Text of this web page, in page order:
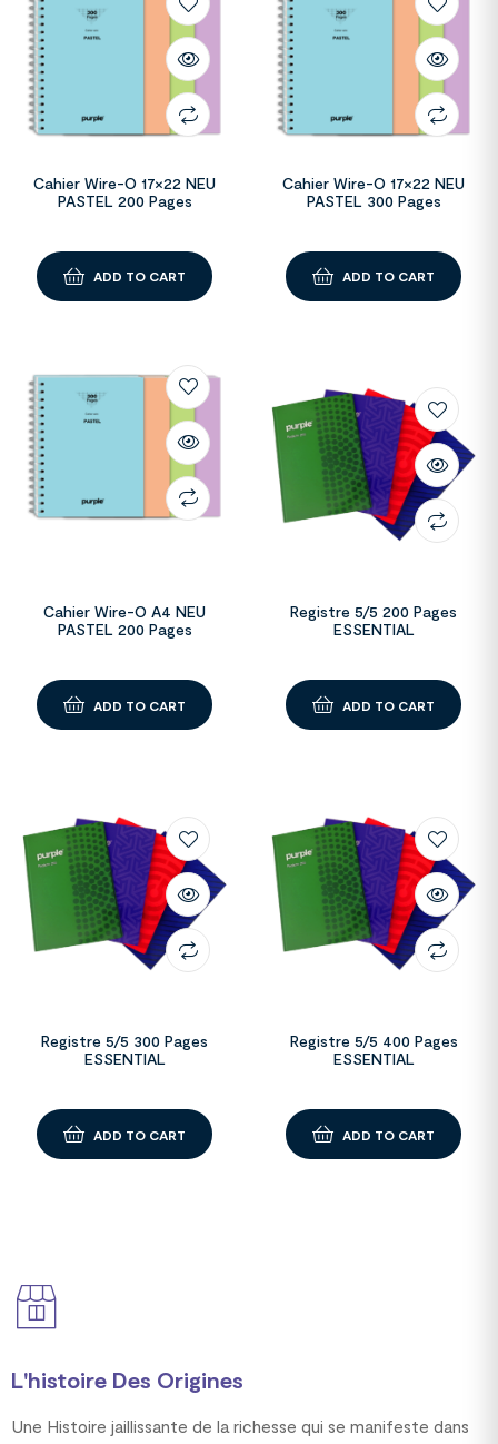
Cahier Wire-O 17×22 NEU
PASTEL 200 Pages
ADD TO CART
Cahier Wire-O 17×22 NEU
PASTEL 300 Pages
ADD TO CART
Cahier Wire-O A4 NEU
PASTEL 200 Pages
ADD TO CART
Registre 5/5 200 Pages
ESSENTIAL
ADD TO CART
Registre 5/5 300 Pages
ESSENTIAL
ADD TO CART
Registre 5/5 400 Pages
ESSENTIAL
ADD TO CART
L'histoire Des Origines
Une Histoire jaillissante de la richesse qui se manifeste dans